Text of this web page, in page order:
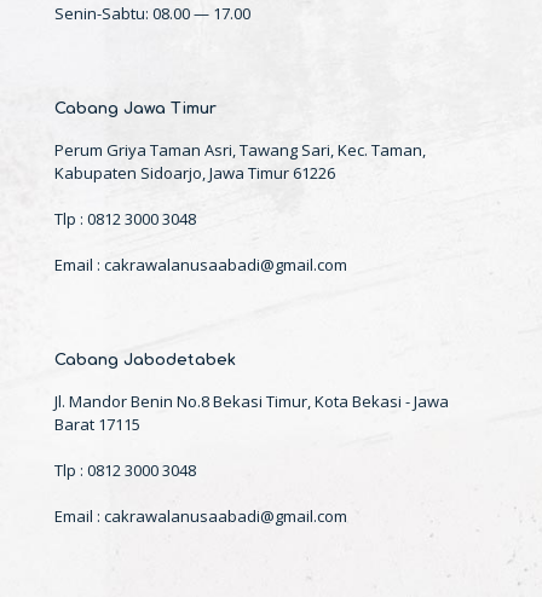
Senin-Sabtu: 08.00 — 17.00
Cabang Jawa Timur
Perum Griya Taman Asri, Tawang Sari, Kec. Taman,
Kabupaten Sidoarjo, Jawa Timur 61226
Tlp : 0812 3000 3048
Email : cakrawalanusaabadi@gmail.com
Cabang Jabodetabek
Jl. Mandor Benin No.8 Bekasi Timur, Kota Bekasi - Jawa
Barat 17115
Tlp : 0812 3000 3048
Email : cakrawalanusaabadi@gmail.com